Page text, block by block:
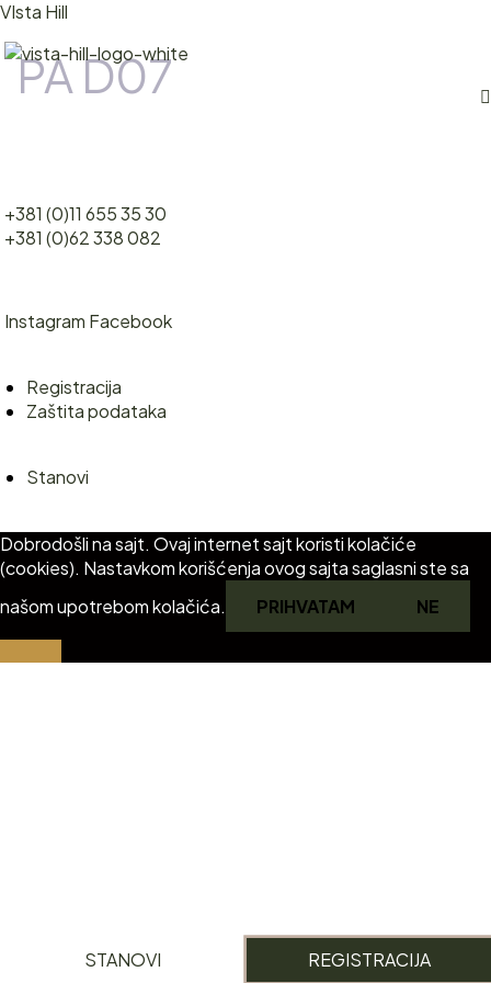
VIsta Hill
KONTAKT
PA D07
+381 (0)11 655 35 30
+381 (0)62 338 082
Instagram Facebook
MenuRegistracija
Zaštita podataka
MenuStanovi
STANOVI REGISTRACIJA
Dobrodošli na sajt. Ovaj internet sajt koristi kolačiće
(cookies). Nastavkom korišćenja ovog sajta saglasni ste sa
našom upotrebom kolačića.
PRIHVATAM NE